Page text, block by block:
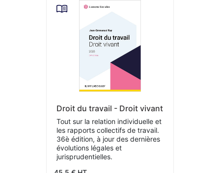
Droit du travail - Droit vivant
Tout sur la relation individuelle et
les rapports collectifs de travail.
36è édition, à jour des dernières
évolutions légales et
jurisprudentielles.